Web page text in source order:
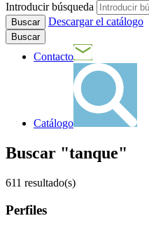
Introducir búsqueda
Descargar el catálogo
Buscar
Contacto
Catálogo
Buscar "tanque"
611 resultado(s)
Perfiles